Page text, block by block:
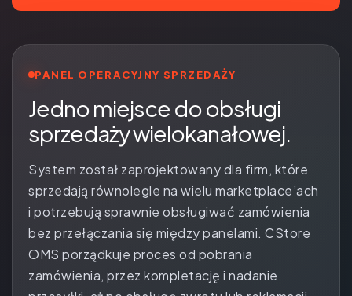
PANEL OPERACYJNY SPRZEDAŻY
Jedno miejsce do obsługi
sprzedaży wielokanałowej.
System został zaprojektowany dla firm, które
sprzedają równolegle na wielu marketplace’ach
i potrzebują sprawnie obsługiwać zamówienia
bez przełączania się między panelami. CStore
OMS porządkuje proces od pobrania
zamówienia, przez kompletację i nadanie